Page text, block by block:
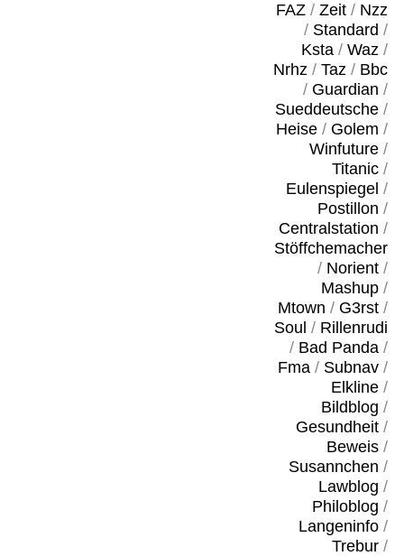
FAZ/ Zeit/ Nzz
/ Standard /
Ksta/ Waz/
Nrhz/ Taz/ Bbc
/ Guardian /
Sueddeutsche/
Heise/ Golem /
Winfuture/
Titanic/
Eulenspiegel /
Postillon /
Centralstation /
Stöffchemacher
/ Norient/
Mashup/
Mtown / G3rst/
Soul / Rillenrudi
/ Bad Panda/
Fma/ Subnav/
Elkline/
Bildblog /
Gesundheit/
Beweis/
Susannchen /
Lawblog /
Philoblog /
Langeninfo/
Trebur/